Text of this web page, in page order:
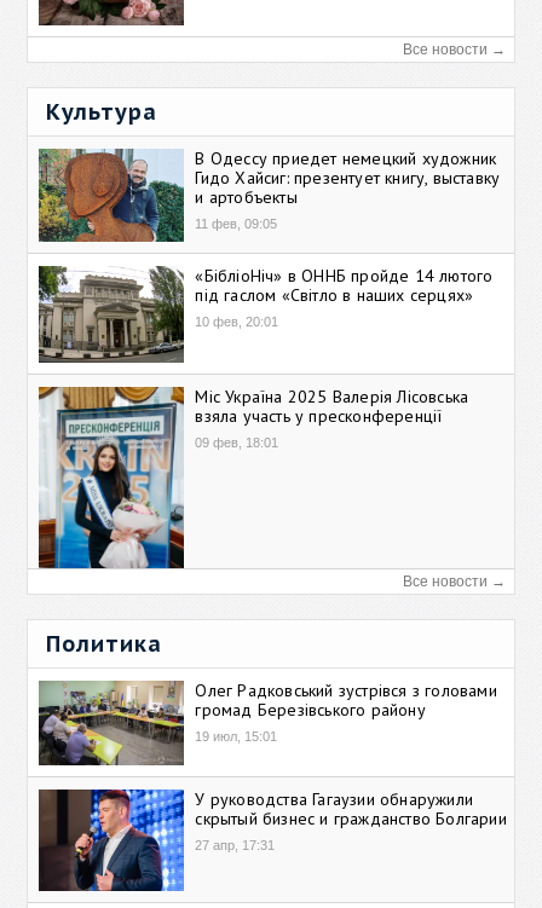
Все новости →
Культура
В Одессу приедет немецкий художник
Гидо Хайсиг: презентует книгу, выставку
и артобъекты
11 фев, 09:05
«БібліоНіч» в ОННБ пройде 14 лютого
під гаслом «Світло в наших серцях»
10 фев, 20:01
Міс Україна 2025 Валерія Лісовська
взяла участь у пресконференції
09 фев, 18:01
Все новости →
Политика
Олег Радковський зустрівся з головами
громад Березівського району
19 июл, 15:01
У руководства Гагаузии обнаружили
скрытый бизнес и гражданство Болгарии
27 апр, 17:31